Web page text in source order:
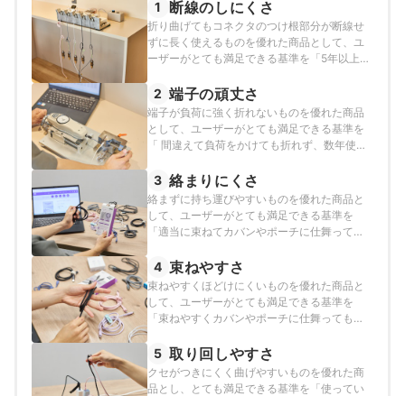
1 断線のしにくさ
折り曲げてもコネクタのつけ根部分が断線せ
ずに長く使えるものを優れた商品として、ユ
ーザーがとても満足できる基準を「5年以上使
える商品」とし、以下の方法で各商品の検証
を行いました。
2 端子の頑丈さ
端子が負荷に強く折れないものを優れた商品
として、ユーザーがとても満足できる基準を
「 間違えて負荷をかけても折れず、数年使っ
し、以下の方法で各商品の検証を行いまし
た。
3 絡まりにくさ
絡まずに持ち運びやすいものを優れた商品と
して、ユーザーがとても満足できる基準を
「適当に束ねてカバンやポーチに仕舞っても
検証を行いました。
4 束ねやすさ
束ねやすくほどけにくいものを優れた商品と
して、ユーザーがとても満足できる基準を
「束ねやすくカバンやポーチに仕舞っても勝
商品の検証を行いました。
5 取り回しやすさ
クセがつきにくく曲げやすいものを優れた商
品とし、とても満足できる基準を「使ってい